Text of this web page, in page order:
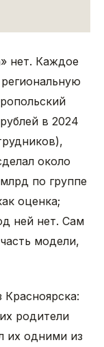
нет. Каждое
в 2024
около
по группе
оценка;
ней нет. Сам
модели,
родители
их одними из